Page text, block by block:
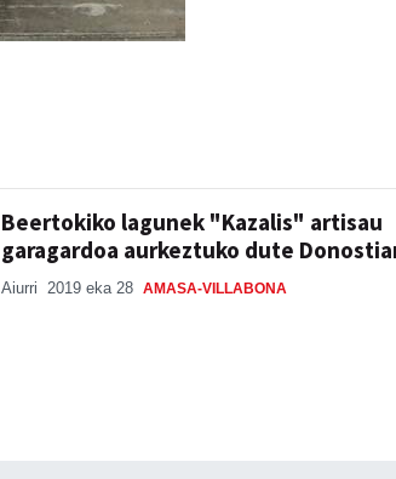
Beertokiko lagunek "Kazalis" artisau
garagardoa aurkeztuko dute
Aiurri 2019 eka 28 AMASA-VILLABONA